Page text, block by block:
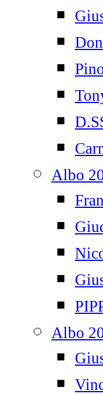
Albo
Albo